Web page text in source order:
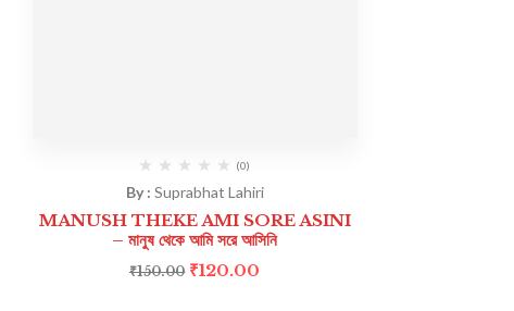
(0)
By : Suprabhat Lahiri
MANUSH THEKE AMI SORE ASINI
– মানুষ থেকে আমি সরে আসিনি
₹150.00 ₹120.00